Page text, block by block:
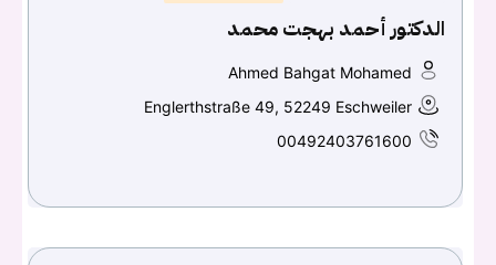
الدكتور أحمد بهجت محمد
Ahmed Bahgat Mohamed
Englerthstraße 49, 52249 Eschweiler
00492403761600